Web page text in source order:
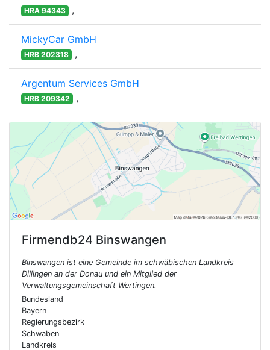
HRA 94343 ,
MickyCar GmbH
HRB 202318 ,
Argentum Services GmbH
HRB 209342 ,
Firmendb24 Binswangen
Binswangen ist eine Gemeinde im schwäbischen Landkreis
Dillingen an der Donau und ein Mitglied der
Verwaltungsgemeinschaft Wertingen.
Bundesland
Bayern
Regierungsbezirk
Schwaben
Landkreis